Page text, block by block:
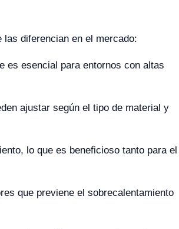
diferencian en el mercado:
es esencial para entornos con altas
ajustar según el tipo de material y
lo que es beneficioso tanto para el
que previene el sobrecalentamiento